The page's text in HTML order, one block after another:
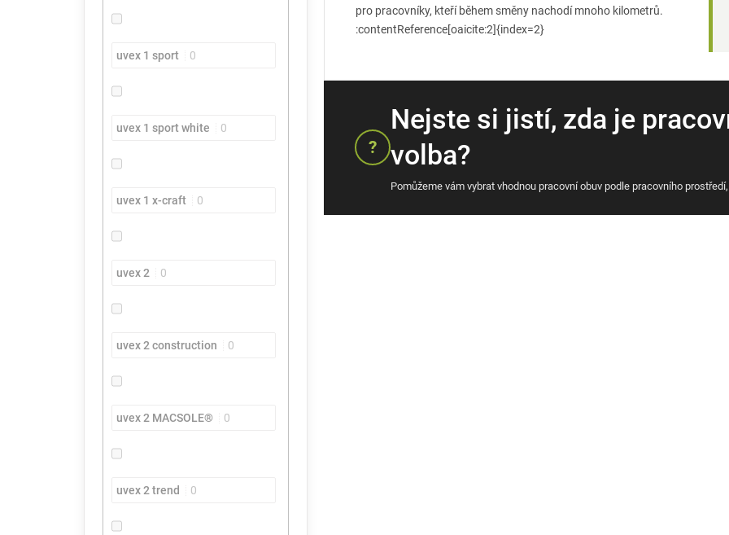
uvex 1 sport 0
uvex 1 sport white 0
uvex 1 x-craft 0
uvex 2 0
uvex 2 construction 0
uvex 2 MACSOLE® 0
uvex 2 trend 0
pro pracovníky, kteří během směny nachodí mnoho kilometrů.
:contentReference[oaicite:2]{index=2}
?
Nejste si jistí, zda je
volba?
Pomůžeme vám vybrat vhodnou pracovní obuv podle pracovního